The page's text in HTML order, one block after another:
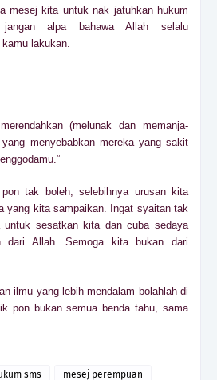
mesej kita untuk nak jatuhkan hukum
alpa bahawa Allah selalu
lakukan.
(melunak dan memanja-
menyebabkan mereka yang sakit
tak boleh, selebihnya urusan kita
yang kita sampaikan. Ingat syaitan tak
untuk sesatkan kita dan cuba sedaya
dari Allah. Semoga kita bukan dari
ilmu yang lebih mendalam bolahlah di
pon bukan semua benda tahu, sama
sms mesej perempuan